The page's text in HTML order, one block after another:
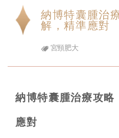
納博特囊腫治
解，精準應對
宮頸肥大
納博特囊腫治療攻略
應對